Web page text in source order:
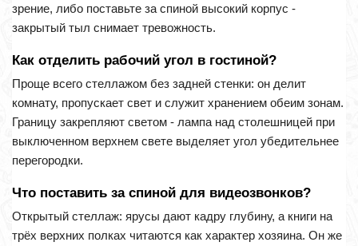
зрение, либо поставьте за спиной высокий корпус -
закрытый тыл снимает тревожность.
Как отделить рабочий угол в гостиной?
Проще всего стеллажом без задней стенки: он делит
комнату, пропускает свет и служит хранением обеим зонам.
Границу закрепляют светом - лампа над столешницей при
выключенном верхнем свете выделяет угол убедительнее
перегородки.
Что поставить за спиной для видеозвонков?
Открытый стеллаж: ярусы дают кадру глубину, а книги на
трёх верхних полках читаются как характер хозяина. Он же